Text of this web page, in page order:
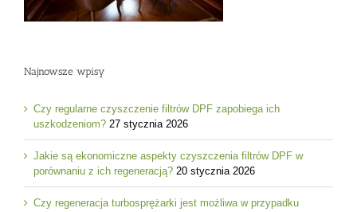
Najnowsze wpisy
Czy regularne czyszczenie filtrów DPF zapobiega ich
uszkodzeniom? 27 stycznia 2026
Jakie są ekonomiczne aspekty czyszczenia filtrów DPF w
porównaniu z ich regeneracją? 20 stycznia 2026
Czy regeneracja turbosprężarki jest możliwa w przypadku